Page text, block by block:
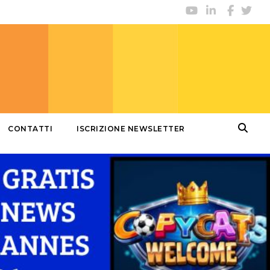
CONTATTI ISCRIZIONE NEWSLETTER